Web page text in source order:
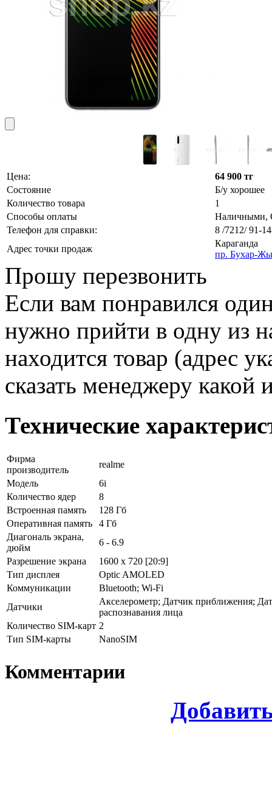
Цена:
64 900 тг
Состояние
Б/у хорошее
Количество товара
1
Способы оплаты
Наличными,
Телефон для справки:
8 /7212/ 91-
Адрес точки продаж
Караганда
пр. Бухар-
Прошу перезвонить
Если вам понравился
нужно прийти в одну из
находится товар (адрес
сказать менеджеру
Технические
Фирма
производитель
realme
Модель
6i
Количество ядер
8
Встроенная память
128 Гб
Оперативная память
4 Гб
Диагональ экрана,
дюйм
6 - 6.9
Разрешение экрана
1600 x 720 [20:9]
Тип дисплея
Optic AMOLED
Коммуникации
Bluetooth; Wi-Fi
Датчики
Акселерометр; Датчик приближения;
распознавания лица
Количество SIM-карт 2
Тип SIM-карты
NanoSIM
Комментарии